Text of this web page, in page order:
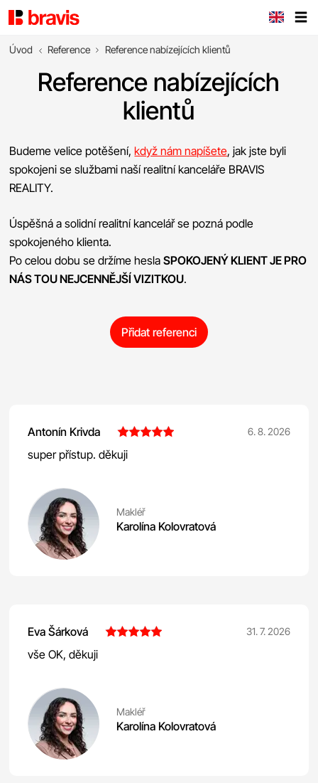
Úvod Reference Reference nabízejících klientů
Reference nabízejících
klientů
Budeme velice potěšení,když nám napíšete, jak jste byli
spokojeni se službami naší realitní kanceláře BRAVIS
REALITY.
Úspěšná a solidní realitní kancelář se pozná podle
spokojeného klienta.
Po celou dobu se držíme heslaSPOKOJENÝ KLIENT JE PRO
NÁS TOU NEJCENNĚJŠÍ VIZITKOU.
Přidat referenci
Antonín Krivda 6. 8. 2026
super přístup. děkuji
Makléř
Karolína Kolovratová
Eva Šárková 31. 7. 2026
vše OK, děkuji
Makléř
Karolína Kolovratová